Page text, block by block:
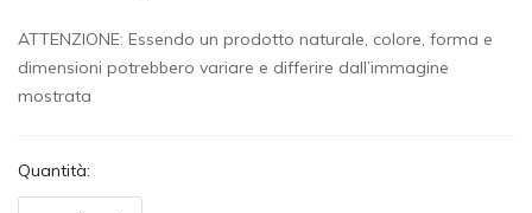
ATTENZIONE: Essendo un prodotto naturale, colore, forma e
dimensioni potrebbero variare e differire dall’immagine
mostrata
Quantità: